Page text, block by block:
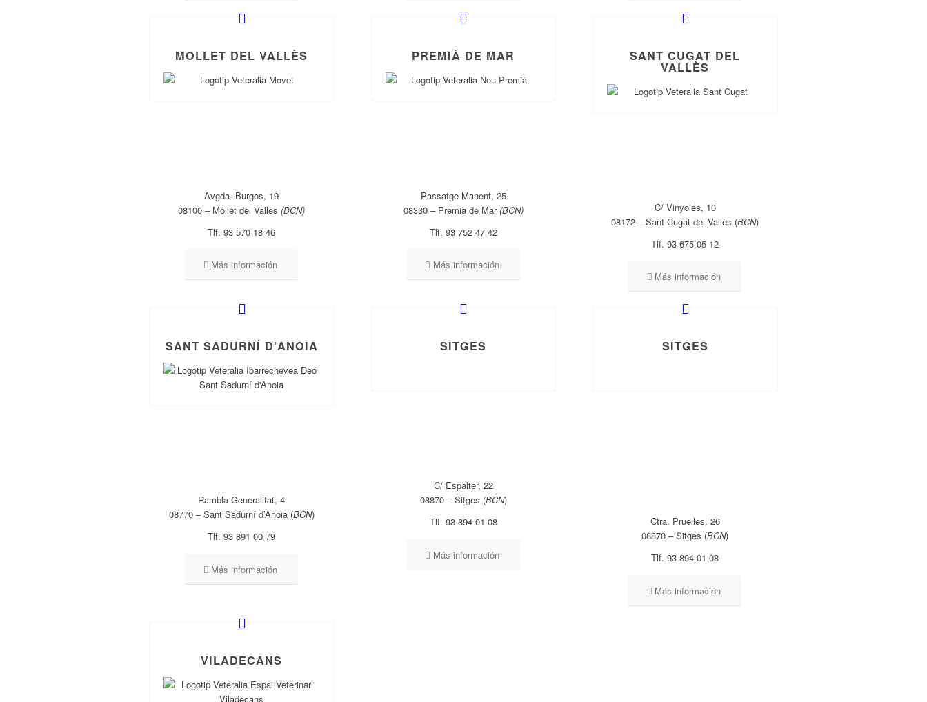
MOLLET DEL VALLÈS
Avgda. Burgos, 19
08100 – Mollet del Vallès(BCN)
Tlf. 93 570 18 46
Más información
PREMIÀ DE MAR
Passatge Manent, 25
08330 – Premià de Mar(BCN)
Tlf. 93 752 47 42
Más información
SANT CUGAT DEL
VALLÈS
C/ Vinyoles, 10
08172 – Sant Cugat del Vallès (BCN)
Tlf. 93 675 05 12
Más información
SANT SADURNÍ D’ANOIA
Rambla Generalitat, 4
08770 – Sant Sadurní d’Anoia (BCN)
Tlf. 93 891 00 79
Más información
SITGES
C/ Espalter, 22
08870 – Sitges (BCN)
Tlf. 93 894 01 08
Más información
SITGES
Ctra. Pruelles, 26
08870 – Sitges (BCN)
Tlf. 93 894 01 08
Más información
VILADECANS